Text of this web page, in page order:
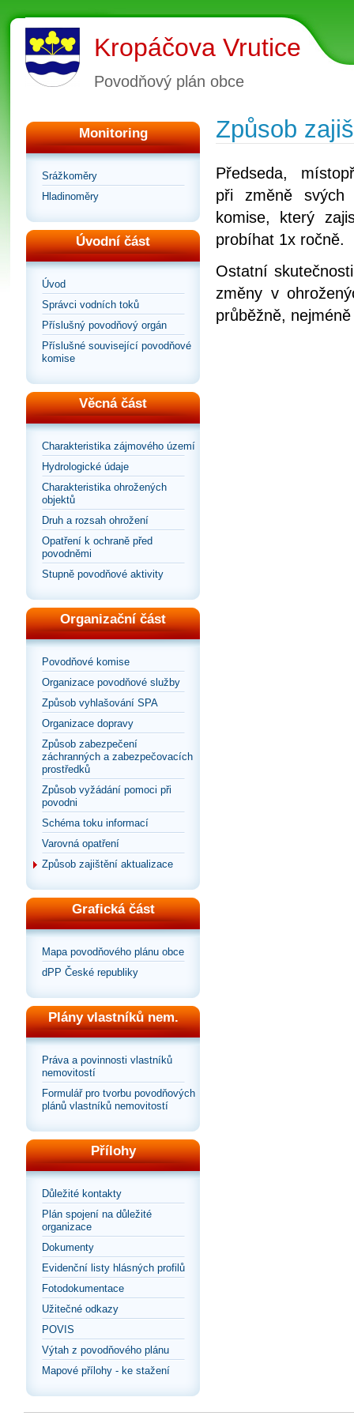
Kropáčova Vrutice
Povodňový plán obce
Monitoring
Srážkoměry
Hladinoměry
Úvodní část
Úvod
Správci vodních toků
Příslušný povodňový orgán
Příslušné související povodňové
komise
Věcná část
Charakteristika zájmového území
Hydrologické údaje
Charakteristika ohrožených
objektů
Druh a rozsah ohrožení
Opatření k ochraně před
povodněmi
Stupně povodňové aktivity
Organizační část
Povodňové komise
Organizace povodňové služby
Způsob vyhlašování SPA
Organizace dopravy
Způsob zabezpečení
záchranných a zabezpečovacích
prostředků
Způsob vyžádání pomoci při
povodni
Schéma toku informací
Varovná opatření
Způsob zajištění aktualizace
Grafická část
Mapa povodňového plánu obce
dPP České republiky
Plány vlastníků nem.
Práva a povinnosti vlastníků
nemovitostí
Formulář pro tvorbu povodňových
plánů vlastníků nemovitostí
Přílohy
Důležité kontakty
Plán spojení na důležité
organizace
Dokumenty
Evidenční listy hlásných profilů
Fotodokumentace
Užitečné odkazy
POVIS
Výtah z povodňového plánu
Mapové přílohy - ke stažení
Způsob
Předseda,
při změně svých
komise, který
probíhat 1x ročně.
Ostatní
změny v
průběžně,